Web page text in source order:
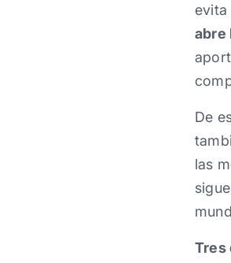
evita
abre
De
las
Tres